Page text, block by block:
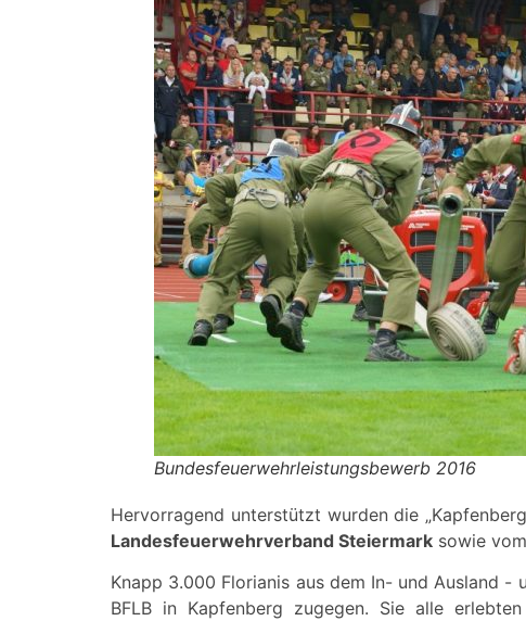
Bundesfeuerwehrleistungsbewerb 2016
Hervorragend unterstützt wurden die
Landesfeuerwehrverband Steiermark sowie vom
Knapp 3.000 Florianis aus dem In- und Ausland -
BFLB in Kapfenberg zugegen. Sie alle